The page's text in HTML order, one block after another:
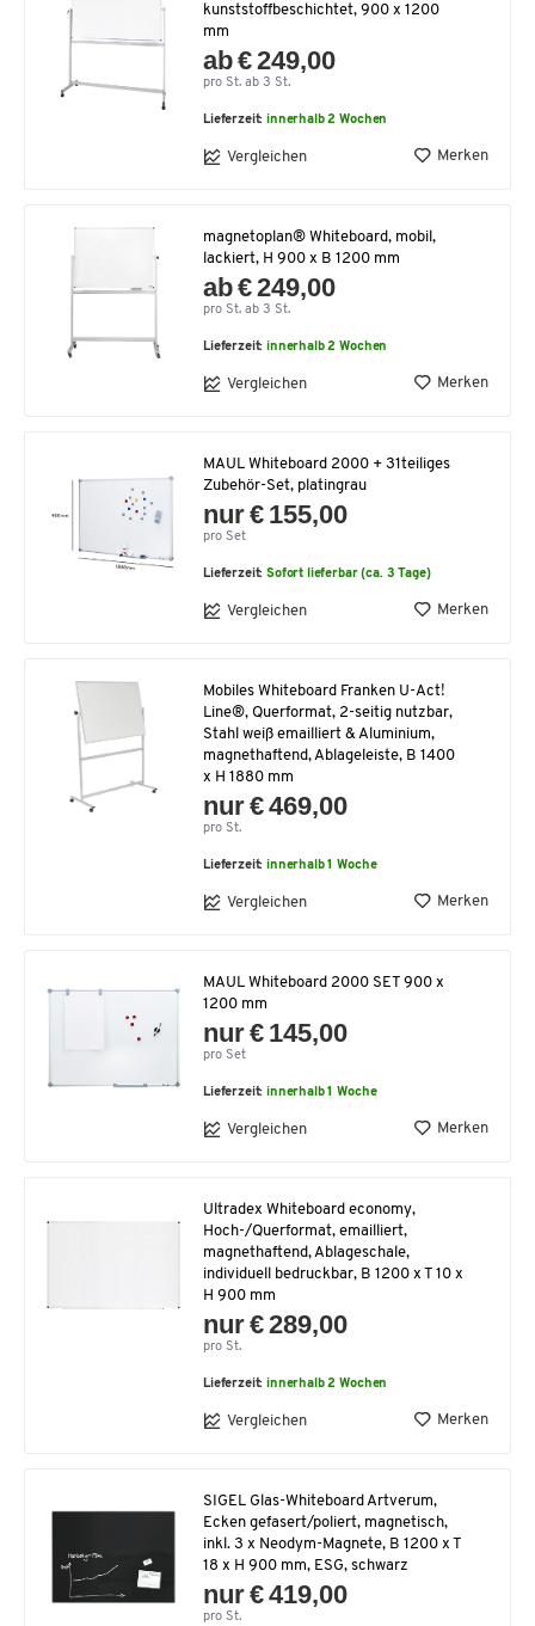
kunststoffbeschichtet, 900 x 1200
mm
ab € 249,00
pro St. ab 3 St.
Lieferzeit:innerhalb 2 Wochen
Vergleichen Merken
magnetoplan® Whiteboard, mobil,
lackiert, H 900 x B 1200 mm
ab € 249,00
pro St. ab 3 St.
Lieferzeit:innerhalb 2 Wochen
Vergleichen Merken
MAUL Whiteboard 2000 + 31teiliges
Zubehör-Set, platingrau
nur € 155,00
pro Set
Lieferzeit:Sofort lieferbar (ca. 3 Tage)
Vergleichen Merken
Mobiles Whiteboard Franken U-Act!
Line®, Querformat, 2-seitig nutzbar,
Stahl weiß emailliert & Aluminium,
magnethaftend, Ablageleiste, B 1400
x H 1880 mm
nur € 469,00
pro St.
Lieferzeit:innerhalb 1 Woche
Vergleichen Merken
MAUL Whiteboard 2000 SET 900 x
1200 mm
nur € 145,00
pro Set
Lieferzeit:innerhalb 1 Woche
Vergleichen Merken
Ultradex Whiteboard economy,
Hoch-/Querformat, emailliert,
magnethaftend, Ablageschale,
individuell bedruckbar, B 1200 x T 10 x
H 900 mm
nur € 289,00
pro St.
Lieferzeit:innerhalb 2 Wochen
Vergleichen Merken
SIGEL Glas-Whiteboard Artverum,
Ecken gefasert/poliert, magnetisch,
inkl. 3 x Neodym-Magnete, B 1200 x T
18 x H 900 mm, ESG, schwarz
nur € 419,00
pro St.